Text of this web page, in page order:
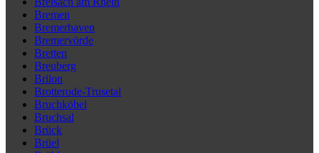
Bremen
Bremerhaven
Bremervörde
Bretten
Breuberg
Brilon
Brotterode-Trusetal
Bruchköbel
Bruchsal
Brück
Brüel